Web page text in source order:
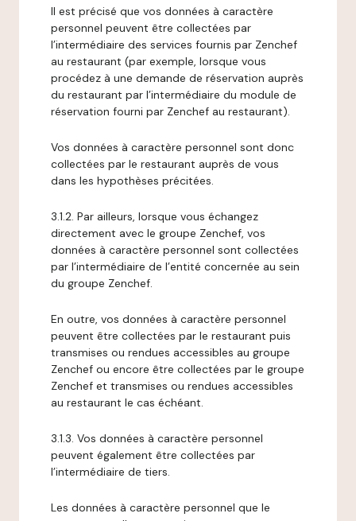
Il est précisé que vos données à caractère
personnel peuvent être collectées par
l’intermédiaire des services fournis par Zenchef
au restaurant (par exemple, lorsque vous
procédez à une demande de réservation auprès
du restaurant par l’intermédiaire du module de
réservation fourni par Zenchef au restaurant).
Vos données à caractère personnel sont donc
collectées par le restaurant auprès de vous
dans les hypothèses précitées.
3.1.2. Par ailleurs, lorsque vous échangez
directement avec le groupe Zenchef, vos
données à caractère personnel sont collectées
par l’intermédiaire de l’entité concernée au sein
du groupe Zenchef.
En outre, vos données à caractère personnel
peuvent être collectées par le restaurant puis
transmises ou rendues accessibles au groupe
Zenchef ou encore être collectées par le groupe
Zenchef et transmises ou rendues accessibles
au restaurant le cas échéant.
3.1.3. Vos données à caractère personnel
peuvent également être collectées par
l’intermédiaire de tiers.
Les données à caractère personnel que le